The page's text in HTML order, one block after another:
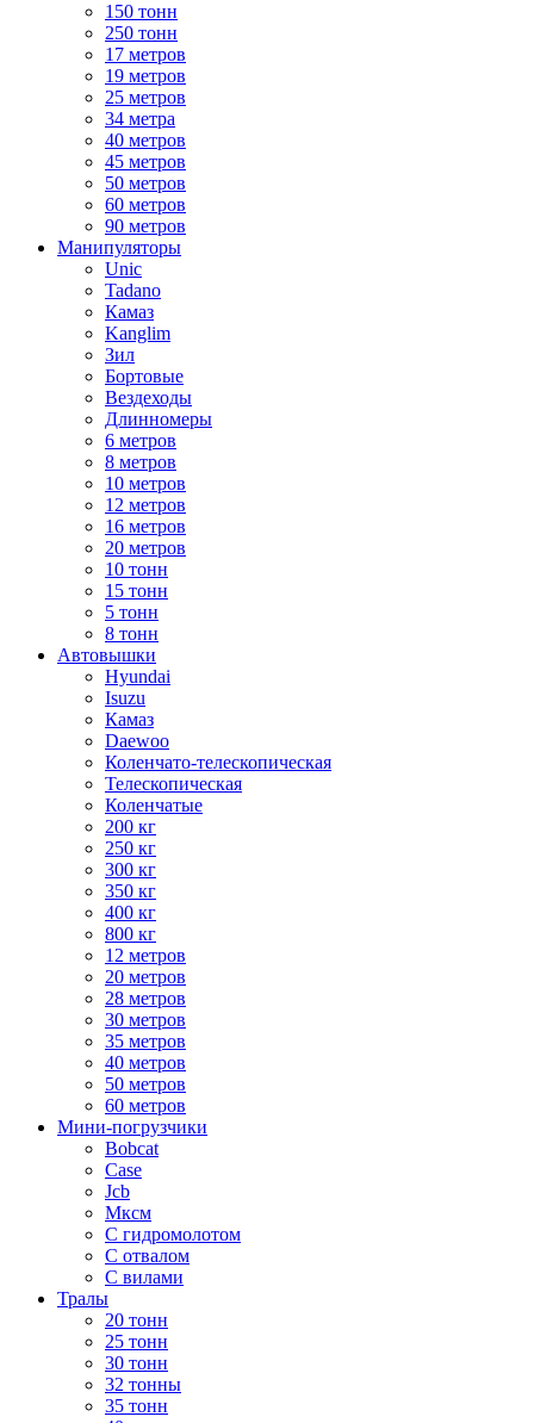
150 тонн
250 тонн
17 метров
19 метров
25 метров
34 метра
40 метров
45 метров
50 метров
60 метров
90 метров
Манипуляторы
Unic
Tadano
Камаз
Kanglim
Зил
Бортовые
Вездеходы
Длинномеры
6 метров
8 метров
10 метров
12 метров
16 метров
20 метров
10 тонн
15 тонн
5 тонн
8 тонн
Автовышки
Hyundai
Isuzu
Камаз
Daewoo
Коленчато-телескопическая
Телескопическая
Коленчатые
200 кг
250 кг
300 кг
350 кг
400 кг
800 кг
12 метров
20 метров
28 метров
30 метров
35 метров
40 метров
50 метров
60 метров
Мини-погрузчики
Bobcat
Case
Jcb
Мксм
С гидромолотом
С отвалом
С вилами
Тралы
20 тонн
25 тонн
30 тонн
32 тонны
35 тонн